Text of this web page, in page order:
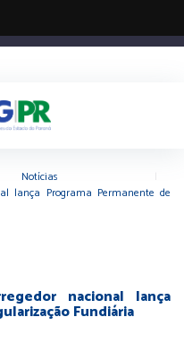
Notícias
lança Programa Permanente de
nacional lança
Fundiária